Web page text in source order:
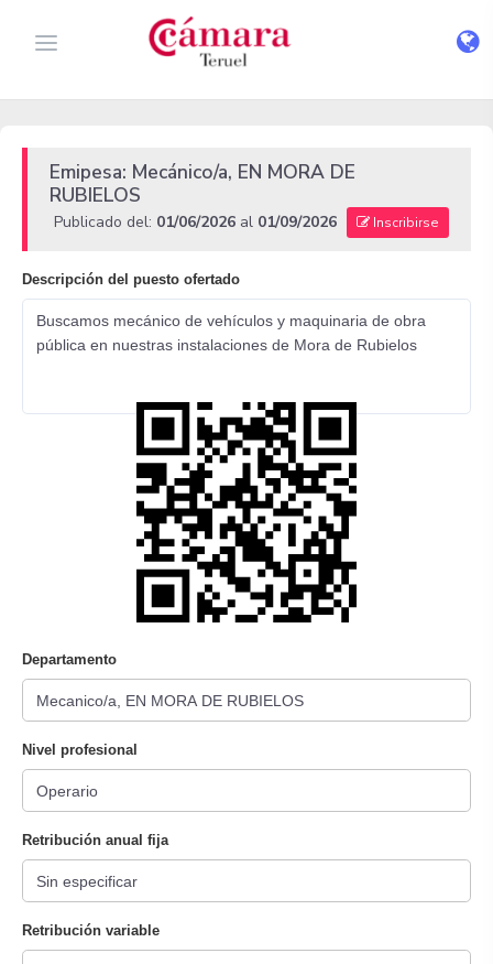
Emipesa: Mecánico/a, EN MORA DE
RUBIELOS
Publicado del: 01/06/2026 al 01/09/2026 Inscribirse
Descripción del puesto ofertado
Buscamos mecánico de vehículos y maquinaria de obra
pública en nuestras instalaciones de Mora de Rubielos
Departamento
Nivel profesional
Retribución anual fija
Retribución variable